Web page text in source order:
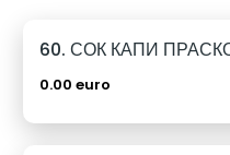
60. СОК КАПИ
0.00 euro